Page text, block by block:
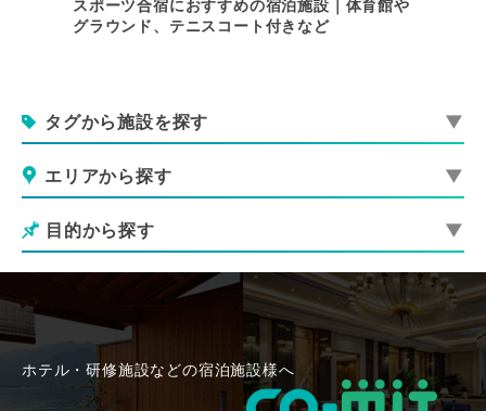
スポーツ合宿におすすめの宿泊施設｜体育館や
グラウンド、テニスコート付きなど
タグから施設を探す
エリアから探す
目的から探す
ホテル・研修施設などの宿泊施設様へ